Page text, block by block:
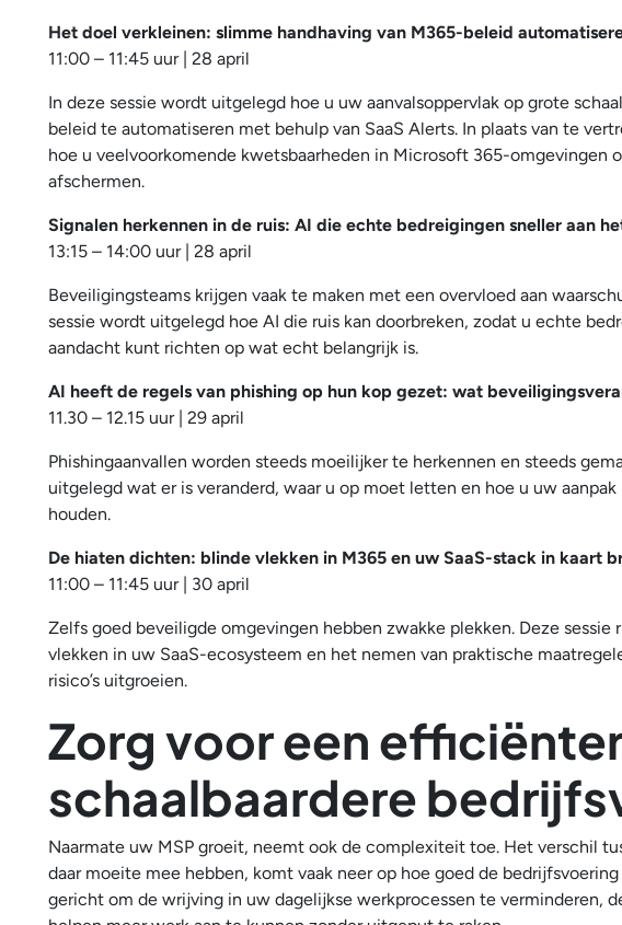
Het doel verkleinen: slimme handhaving van M365-beleid
11:00 – 11:45 uur | 28 april
In deze sessie wordt uitgelegd hoe u uw aanvalsoppervlak op grote
beleid te automatiseren met behulp van SaaS Alerts. In plaats van te
hoe u veelvoorkomende kwetsbaarheden in Microsoft 365-
afschermen.
Signalen herkennen in de ruis: AI die echte bedreigingen sneller aan
13:15 – 14:00 uur | 28 april
Beveiligingsteams krijgen vaak te maken met een overvloed aan
sessie wordt uitgelegd hoe AI die ruis kan doorbreken, zodat u echte
aandacht kunt richten op wat echt belangrijk is.
AI heeft de regels van phishing op hun kop gezet: wat
11.30 – 12.15 uur | 29 april
Phishingaanvallen worden steeds moeilijker te herkennen en steeds
uitgelegd wat er is veranderd, waar u op moet letten en hoe u uw
houden.
De hiaten dichten: blinde vlekken in M365 en uw SaaS-stack in kaart
11:00 – 11:45 uur | 30 april
Zelfs goed beveiligde omgevingen hebben zwakke plekken. Deze
vlekken in uw SaaS-ecosysteem en het nemen van praktische
risico’s uitgroeien.
Zorg voor een
schaalbaardere
Naarmate uw MSP groeit, neemt ook de complexiteit toe. Het verschil
daar moeite mee hebben, komt vaak neer op hoe goed de
gericht om de wrijving in uw dagelijkse werkprocessen te verminderen,